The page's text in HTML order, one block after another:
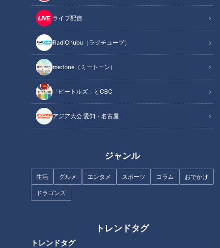
ライブ配信
RadiChubu（ラジチューブ）
me:tone（ミートーン）
「ビートルズ」とCBC
アジア大会 愛知・名古屋
ジャンル
生活 グルメ エンタメ スポーツ コラム おでかけ
ドラゴンズ
トレンドタグ
トレンドタグ
秋に食欲が増す3つの理由！鍵を握るのは“セロトニン分
泌”？
セロトニン分泌が秋に減る理由は日照時間が関係してい
た！
具材を大きくカットして噛むリズム運動も！心も体もポカ
ポカに
オススメ関連コンテンツ
秋に食欲が増す3つの理由！鍵を握るのは“セロト
ニン分泌”？